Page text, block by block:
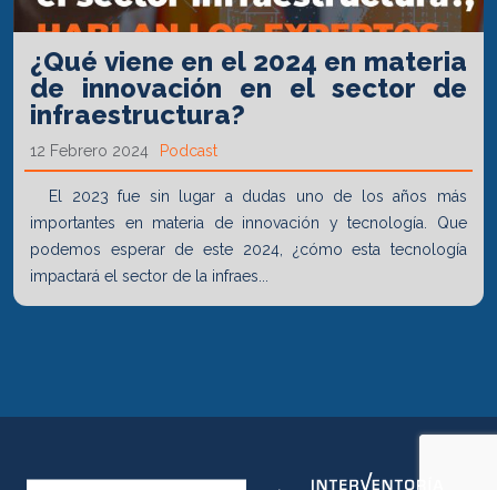
¿Qué viene en el 2024 en materia
de innovación en el sector de
infraestructura?
12 Febrero 2024 Podcast
El 2023 fue sin lugar a dudas uno de los años más
importantes en materia de innovación y tecnología. Que
podemos esperar de este 2024, ¿cómo esta tecnología
impactará el sector de la infraes...